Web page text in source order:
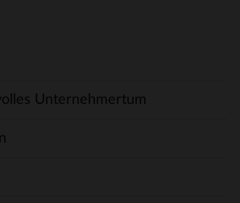
Unternehmertum